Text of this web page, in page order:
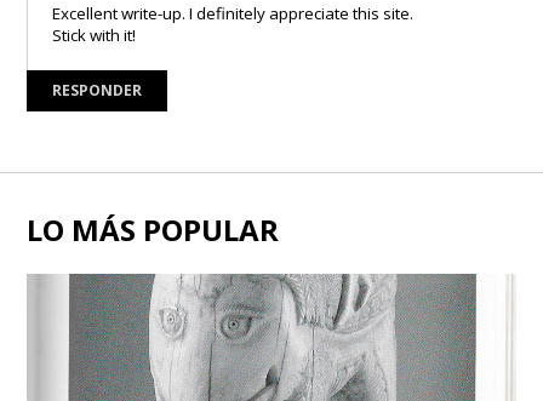
Excellent write-up. I definitely appreciate this site.
Stick with it!
RESPONDER
LO MÁS POPULAR